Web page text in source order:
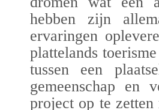
hebben zijn
ervaringen
plattelands
tussen een
gemeenschap en
project op te